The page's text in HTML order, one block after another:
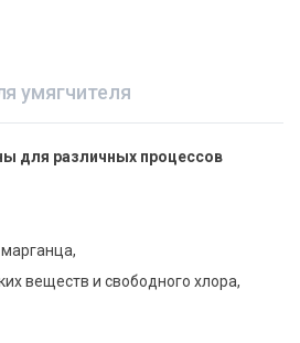
умягчителя
для различных процессов
веществ и свободного хлора,